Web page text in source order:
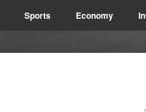
Sports Economy